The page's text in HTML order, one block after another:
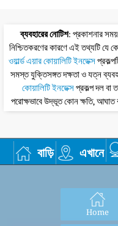
ব্যবহারের নোটিশ: প্রকাশনার
নিশ্চিতকরণের কারণে এই তথ্যটি যে
ওয়ার্ল্ড এয়ার কোয়ালিটি ইনডেক্স
সমস্ত যুক্তিসঙ্গত দক্ষতা ও যত্ন
কোয়ালিটি ইনডেক্সপ্রকল্প দল বা
পরোক্ষভাবে উদ্ভূত কোন ক্ষতি, আঘাত
বাড়ি এখানে
Home